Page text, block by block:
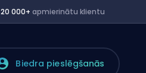
20 000+apmierinātu klientu
Biedra pieslēgšanās